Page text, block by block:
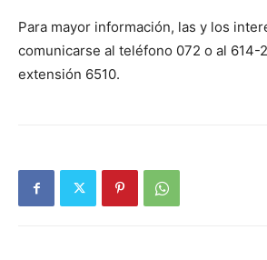
Para mayor información, las y los
comunicarse al teléfono 072 o al 614-
extensión 6510.